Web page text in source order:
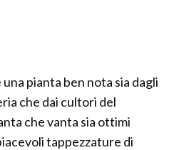
pianta ben nota sia dagli
che dai cultori del
che vanta sia ottimi
tappezzature di